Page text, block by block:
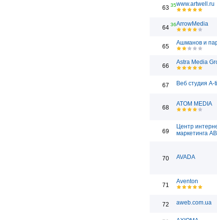
63 35www.artwell.ru
64 36ArrowMedia
65
Ашманов и
66
Astra Media
67 Веб студия A-
68
ATOM MEDIA
69
Центр
маркетинга
70 AVADA
71
Aventon
72 aweb.com.ua